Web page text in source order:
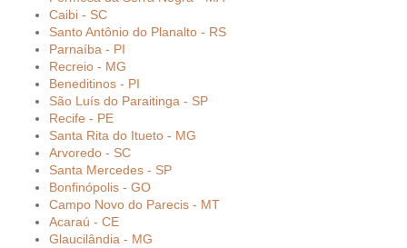
Caibi - SC
Santo Antônio do Planalto - RS
Parnaíba - PI
Recreio - MG
Beneditinos - PI
São Luís do Paraitinga - SP
Recife - PE
Santa Rita do Itueto - MG
Arvoredo - SC
Santa Mercedes - SP
Bonfinópolis - GO
Campo Novo do Parecis - MT
Acaraú - CE
Glaucilândia - MG